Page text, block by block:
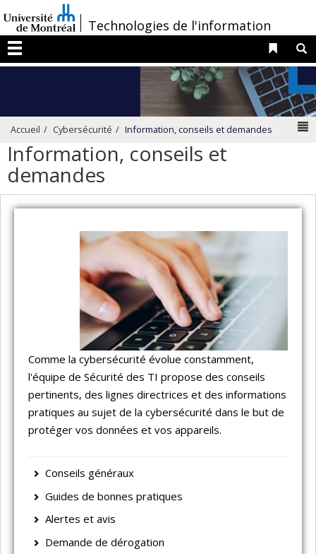
au
contenu
/
Technologies de l'information
Menu
Liens
Accueil Cybersécurité Information, conseils et demandes
Information, conseils et
demandes
Comme la cybersécurité évolue constamment,
l'équipe de Sécurité des TI propose des conseils
pertinents, des lignes directrices et des informations
pratiques au sujet de la cybersécurité dans le but de
protéger vos données et vos appareils.
Conseils généraux
Guides de bonnes pratiques
Alertes et avis
Demande de dérogation